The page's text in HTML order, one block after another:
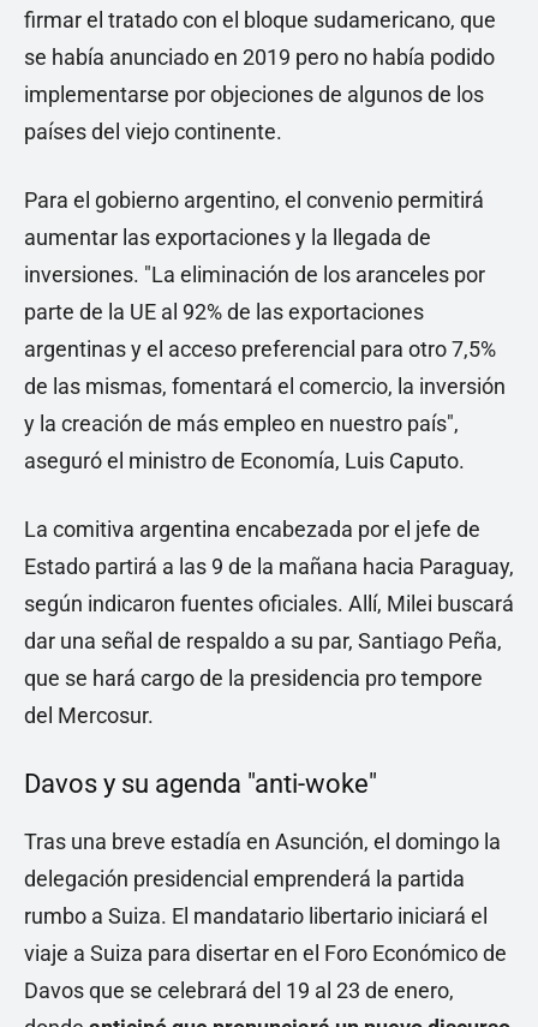
firmar el tratado con el bloque sudamericano, que
se había anunciado en 2019 pero no había podido
implementarse por objeciones de algunos de los
países del viejo continente.
Para el gobierno argentino, el convenio permitirá
aumentar las exportaciones y la llegada de
inversiones. "La eliminación de los aranceles por
parte de la UE al 92% de las exportaciones
argentinas y el acceso preferencial para otro 7,5%
de las mismas, fomentará el comercio, la inversión
y la creación de más empleo en nuestro país",
aseguró el ministro de Economía, Luis Caputo.
La comitiva argentina encabezada por el jefe de
Estado partirá a las 9 de la mañana hacia Paraguay,
según indicaron fuentes oficiales. Allí, Milei buscará
dar una señal de respaldo a su par, Santiago Peña,
que se hará cargo de la presidencia pro tempore
del Mercosur.
Davos y su agenda "anti-woke"
Tras una breve estadía en Asunción, el domingo la
delegación presidencial emprenderá la partida
rumbo a Suiza. El mandatario libertario iniciará el
viaje a Suiza para disertar en el Foro Económico de
Davos que se celebrará del 19 al 23 de enero,